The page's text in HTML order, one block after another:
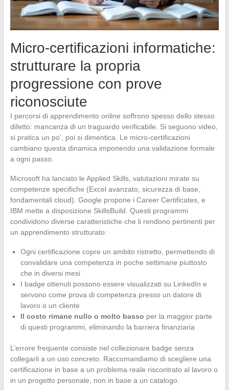
Micro-certificazioni informatiche:
strutturare la propria
progressione con prove
riconosciute
I percorsi di apprendimento online soffrono spesso dello stesso
difetto: mancanza di un traguardo verificabile. Si seguono video,
si pratica un po’, poi si dimentica. Le micro-certificazioni
cambiano questa dinamica imponendo una validazione formale
a ogni passo.
Microsoft ha lanciato le Applied Skills, valutazioni mirate su
competenze specifiche (Excel avanzato, sicurezza di base,
fondamentali cloud). Google propone i Career Certificates, e
IBM mette a disposizione SkillsBuild. Questi programmi
condividono diverse caratteristiche che li rendono pertinenti per
un apprendimento strutturato:
Ogni certificazione copre un ambito ristretto, permettendo di
convalidare una competenza in poche settimane piuttosto
che in diversi mesi
I badge ottenuti possono essere visualizzati su LinkedIn e
servono come prova di competenza presso un datore di
lavoro o un cliente
Il costo rimane nullo o molto basso per la maggior parte
di questi programmi, eliminando la barriera finanziaria
L’errore frequente consiste nel collezionare badge senza
collegarli a un uso concreto. Raccomandiamo di scegliere una
certificazione in base a un problema reale riscontrato al lavoro o
in un progetto personale, non in base a un catalogo.